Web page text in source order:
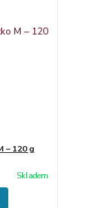
– 120 g
Skladem